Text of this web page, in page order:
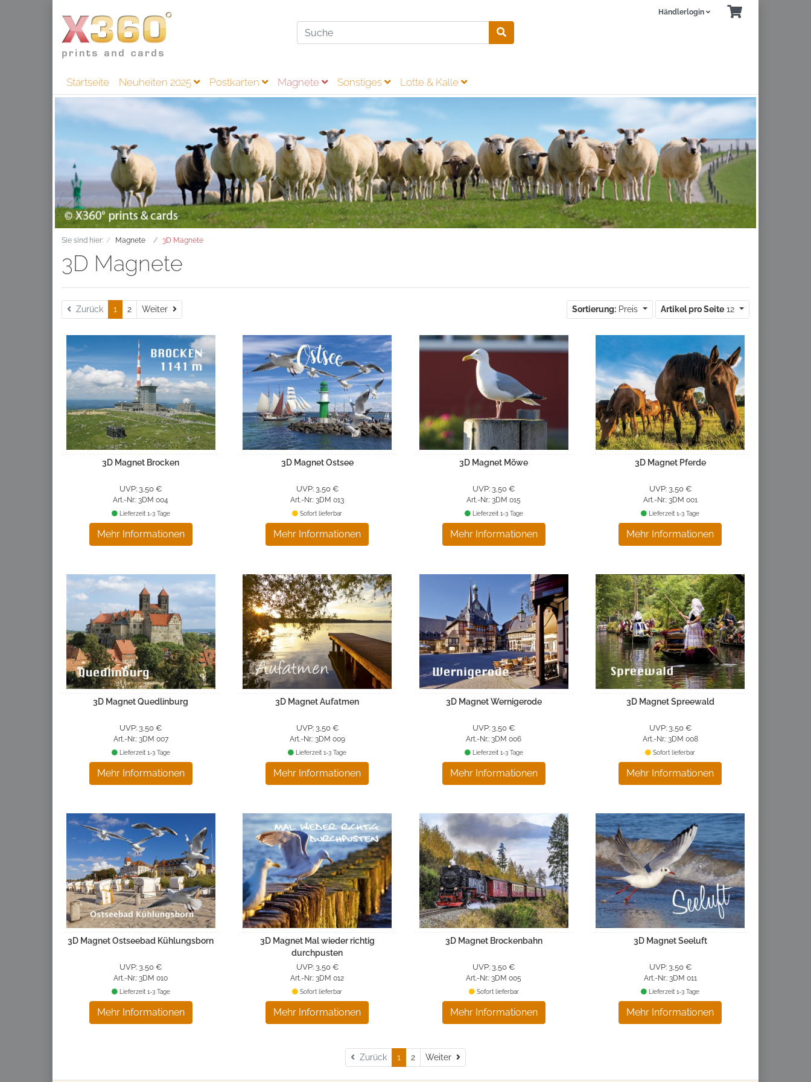
Händlerlogin
Startseite Neuheiten 2025 Postkarten Magnete Sonstiges Lotte & Kalle
Sie sind hier: Magnete 3D Magnete
3D Magnete
Zurück 1 2 Weiter Weiter Sortierung: Preis Artikel pro Seite 12
3D Magnet Brocken
UVP: 3,50 €
Art.-Nr.: 3DM 004
Mehr Informationen
Lieferzeit 1-3 Tage
3D Magnet Ostsee
UVP: 3,50 €
Art.-Nr.: 3DM 013
Mehr Informationen
Sofort lieferbar
3D Magnet Möwe
UVP: 3,50 €
Art.-Nr.: 3DM 015
Mehr Informationen
Lieferzeit 1-3 Tage
3D Magnet Pferde
UVP: 3,50 €
Art.-Nr.: 3DM 001
Mehr Informationen
Lieferzeit 1-3 Tage
3D Magnet Quedlinburg
UVP: 3,50 €
Art.-Nr.: 3DM 007
Mehr Informationen
Lieferzeit 1-3 Tage
3D Magnet Aufatmen
UVP: 3,50 €
Art.-Nr.: 3DM 009
Mehr Informationen
Lieferzeit 1-3 Tage
3D Magnet Wernigerode
UVP: 3,50 €
Art.-Nr.: 3DM 006
Mehr Informationen
Lieferzeit 1-3 Tage
3D Magnet Spreewald
UVP: 3,50 €
Art.-Nr.: 3DM 008
Mehr Informationen
Sofort lieferbar
3D Magnet Ostseebad Kühlungsborn
UVP: 3,50 €
Art.-Nr.: 3DM 010
Mehr Informationen
Lieferzeit 1-3 Tage
3D Magnet Mal wieder richtig
durchpusten
UVP: 3,50 €
Art.-Nr.: 3DM 012
Mehr Informationen
Sofort lieferbar
3D Magnet Brockenbahn
UVP: 3,50 €
Art.-Nr.: 3DM 005
Mehr Informationen
Sofort lieferbar
3D Magnet Seeluft
UVP: 3,50 €
Art.-Nr.: 3DM 011
Mehr Informationen
Lieferzeit 1-3 Tage
Zurück 1 2 Weiter Weiter